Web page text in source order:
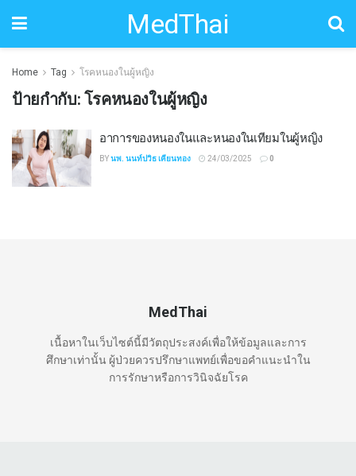
MedThai
Home Tag โรคหนองในผู้หญิง
ป้ายกำกับ: โรคหนองในผู้หญิง
อาการของหนองในและหนองในเทียมในผู้หญิง
BYนพ. นนท์ปวิธ เคียนทอง 24/03/2025 0
MedThai
เนื้อหาในเว็บไซต์นี้มีวัตถุประสงค์เพื่อให้ข้อมูลและการ
ศึกษาเท่านั้น ผู้ป่วยควรปรึกษาแพทย์เพื่อขอคำแนะนำใน
การรักษาหรือการวินิจฉัยโรค